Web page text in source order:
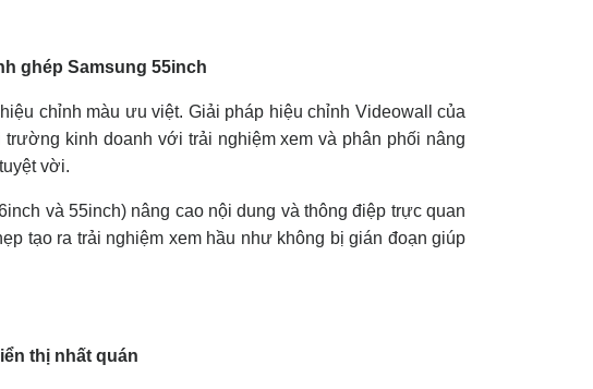
chỉnh màu ưu việt. Giải pháp hiệu chỉnh Videowall của
kinh doanh với trải nghiệm xem và phân phối nâng
vời.
và 55inch) nâng cao nội dung và thông điệp trực quan
tạo ra trải nghiệm xem hầu như không bị gián đoạn giúp